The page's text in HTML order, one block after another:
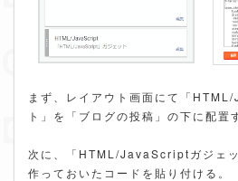
まず、レイアウト画面にて「
ト」を「ブログの投稿」の下に配置
次に、「HTML/JavaScriptガジェ
作っておいたコードを貼り付ける。